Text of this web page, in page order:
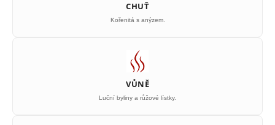
CHUŤ
Kořenitá s anýzem.
VŮNĚ
Luční byliny a růžové lístky.